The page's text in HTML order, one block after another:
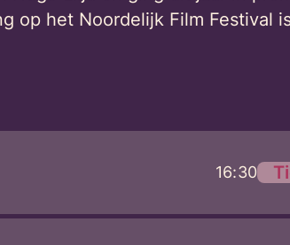
op het Noordelijk Film Festival
16:30